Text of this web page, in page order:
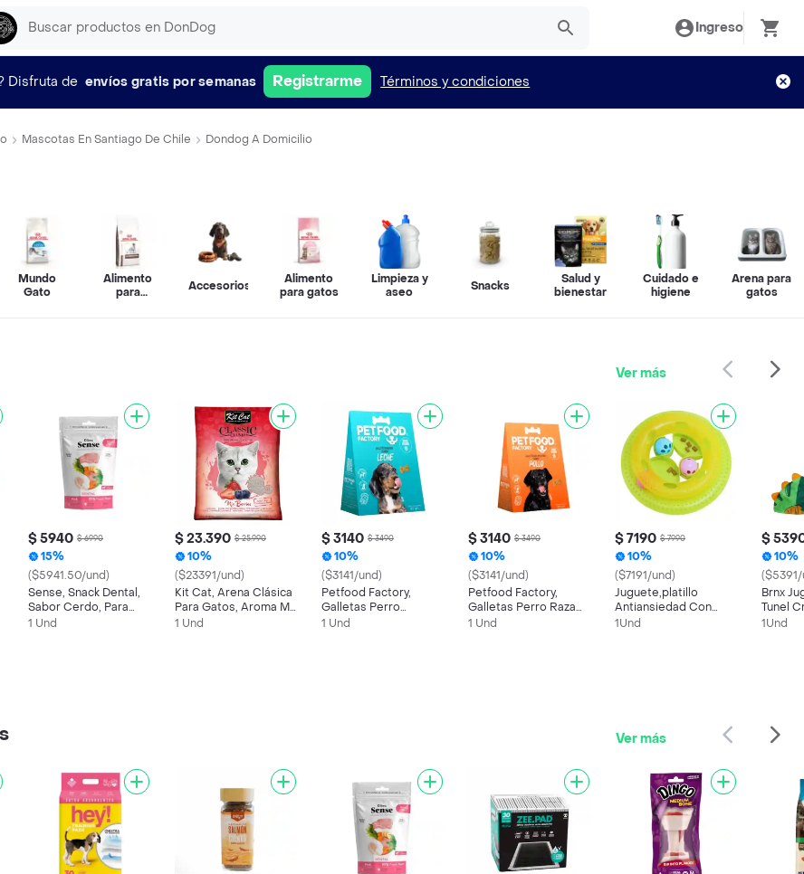
Ingreso
Disfruta de envíos gratis por semanas Registrarme Términos y condiciones
Mascotas En Santiago De Chile Dondog A Domicilio
Mundo
Gato
Alimento
para
Accesorios
Alimento
para gatos
Limpieza y
aseo
Snacks
Salud y
bienestar
Cuidado e
higiene
Arena para
gatos
Ver más
$ 5940 $ 6990
15%
($5941.50/und)
Sense, Snack Dental,
Sabor Cerdo, Para
Perros (100g)
1 Und
$ 23.390 $ 25.990
10%
($23391/und)
Kit Cat, Arena Clásica
Para Gatos, Aroma Mix
Berries (20 Kg)
1 Und
$ 3140 $ 3490
10%
($3141/und)
Petfood Factory,
Galletas Perro
Cachorro, Sabor
1 Und
$ 3140 $ 3490
10%
($3141/und)
Petfood Factory,
Galletas Perro Raza
Pequeña, Sabor Pollo
1 Und
$ 7190 $ 7990
10%
($7191/und)
Juguete,platillo
Antiansiedad Con
Pelotas Para Gatos
1Und
$
10%
Brnx
Tunel
1Und
Ver más